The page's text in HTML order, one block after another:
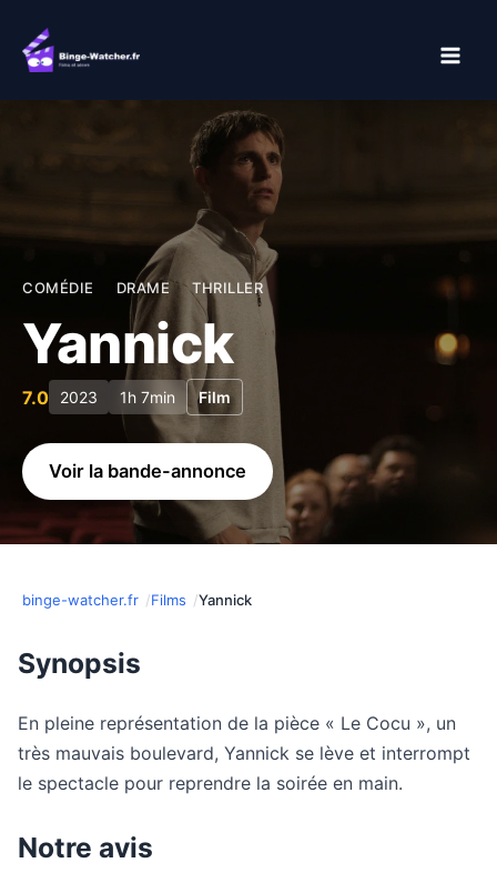
contenu
COMÉDIE DRAME THRILLER
Yannick
7.0 2023 1h 7min Film
Voir la bande-annonce
binge-watcher.fr Films Yannick
Synopsis
En pleine représentation de la pièce « Le Cocu », un
très mauvais boulevard, Yannick se lève et interrompt
le spectacle pour reprendre la soirée en main.
Notre avis